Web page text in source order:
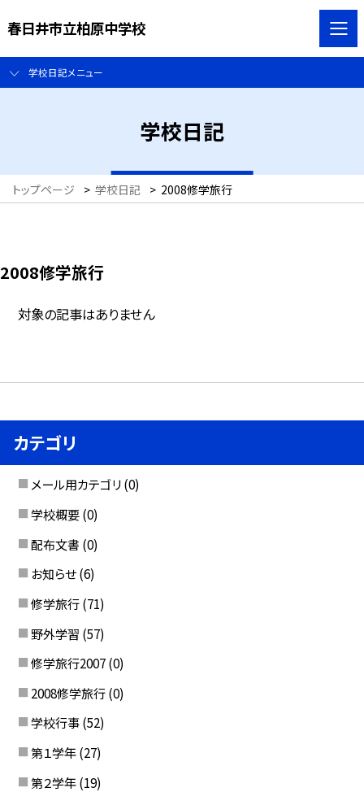
春日井市立柏原中学校
学校日記メニュー
学校日記
トップページ > 学校日記 > 2008修学旅行
2008修学旅行
対象の記事はありません
カテゴリ
メール用カテゴリ (0)
学校概要 (0)
配布文書 (0)
お知らせ (6)
修学旅行 (71)
野外学習 (57)
修学旅行2007 (0)
2008修学旅行 (0)
学校行事 (52)
第１学年 (27)
第２学年 (19)